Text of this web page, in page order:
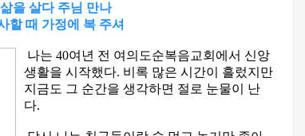
을 살다 주님 만나
할 때 가정에 복 주셔
나는 40여년 전 여의도순복음교회에서 신앙
생활을 시작했다. 비록 많은 시간이 흘렀지만
지금도 그 순간을 생각하면 절로 눈물이 난
다.